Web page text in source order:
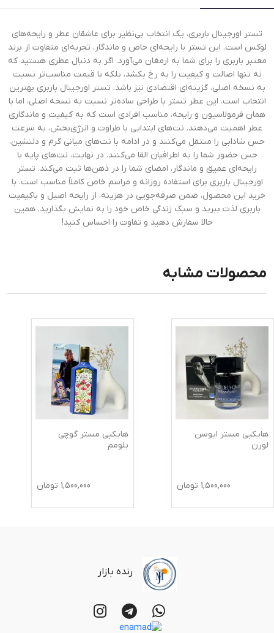
تستر اورجینال باربری، یک انتخاب بی‌نظیر برای عاشقان عطر و رایحه‌های
لوکس است. این تستر با رایحه‌ای خاص و ماندگار، تجربه‌ای متفاوت از برند
معتبر باربری را برای شما به ارمغان می‌آورد. اگر به دنبال عطری هستید که
نه تنها اصالت و کیفیت را به رخ بکشد، بلکه با قیمت مناسب‌تر نسبت
به نسخه اصلی، گزینه‌ای اقتصادی نیز باشد، تستر اورجینال باربری بهترین
انتخاب است. این عطر تستر با طراحی ساده‌تر نسبت به نسخه اصلی، اما با
همان فرمولاسیون و رایحه، مناسب افرادی است که به کیفیت و ماندگاری
عطر اهمیت می‌دهند. نت‌های ابتدایی با طراوت و انرژی‌بخش، به سرعت
حس شادابی را منتقل می‌کنند و در ادامه با نت‌های میانی گرم و دلنشین،
حس حضور شما را به اطرافیان القا می‌کنند. در نهایت، نت‌های پایه با
رایحه‌ای عمیق و ماندگار، امضای شما را در ذهن‌ها ثبت می‌کند. تستر
اورجینال باربری برای استفاده روزانه و مراسم خاص کاملاً مناسب است. با
خرید این محصول، ضمن صرفه‌جویی در هزینه، از رایحه اصیل و باکیفیت
باربری لذت ببرید و سبک زندگی خاص خود را به نمایش بگذارید. همین
حالا سفارش دهید و تفاوت را احساس کنید!
محصولات مشابه
هایکپی مستر ایوسن
لورن
1,500,000 تومان
هایکپی مستر گوچی
بلومم
1,500,000 تومان
رنده بازار